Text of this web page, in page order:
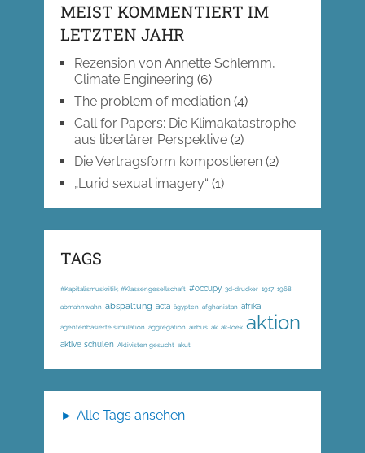
MEIST KOMMENTIERT IM
LETZTEN JAHR
Rezension von Annette Schlemm,
Climate Engineering (6)
The problem of mediation(4)
Call for Papers: Die Klimakatastrophe
aus libertärer Perspektive(2)
Die Vertragsform kompostieren(2)
„Lurid sexual imagery“ (1)
TAGS
#Kapitalismuskritik; #Klassengesellschaft #occupy 3d-drucker 1917 1968
abmahnwahn abspaltung acta ägypten afghanistan afrika
agentenbasierte simulation aggregation airbus ak ak-loek aktion
aktive schulen Aktivisten gesucht akut
► Alle Tags ansehen